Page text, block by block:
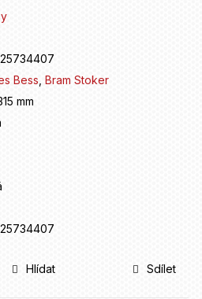
Bess, Bram Stoker
mm
Hlídat Sdílet